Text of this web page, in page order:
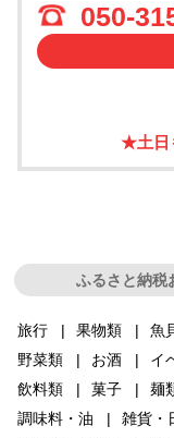
050-
★土日
ふるさと納税
旅行 果物類 魚
野菜類
お酒 イ
飲料類
菓子 麺
調味料・油
雑貨・